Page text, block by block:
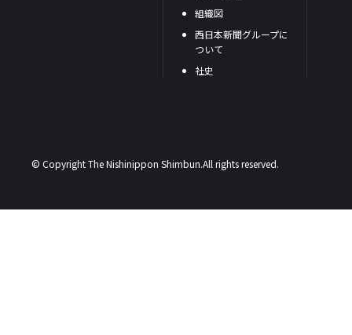
組織図
西日本新聞グループに
ついて
社史
© Copyright The Nishinippon Shimbun.All rights reserved.